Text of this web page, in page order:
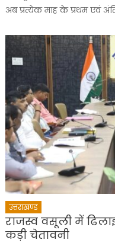
अब प्रत्येक माह के प्रथम एवं
उत्तराखण्ड
राजस्व वसूली में
कड़ी चेतावनी